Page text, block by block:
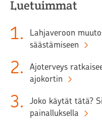
Luetuimmat
1.
Lahjaveroon
säästämiseen
2.
Ajoterveys
ajokortin
3.
Joko käytät tätä?
painalluksella